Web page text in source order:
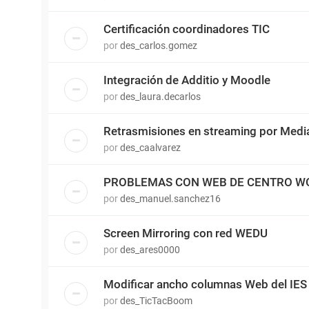
Certificación coordinadores TIC
pordes_carlos.gomez
Integración de Additio y Moodle
pordes_laura.decarlos
Retrasmisiones en streaming por
pordes_caalvarez
PROBLEMAS CON WEB DE CENTRO
pordes_manuel.sanchez16
Screen Mirroring con red WEDU
pordes_ares0000
Modificar ancho columnas Web del IES
pordes_TicTacBoom